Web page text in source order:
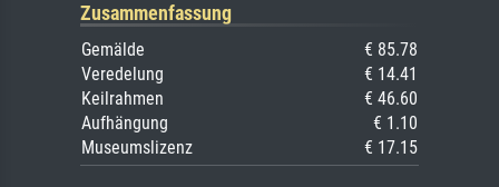
Zusammenfassung
Gemälde
€ 85.78
Veredelung
€ 14.41
Keilrahmen
€ 46.60
Aufhängung
€ 1.10
Museumslizenz
€ 17.15